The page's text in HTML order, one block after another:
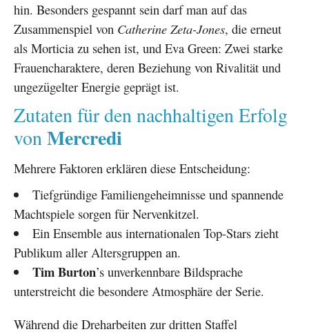
hin. Besonders gespannt sein darf man auf das
Zusammenspiel von Catherine Zeta-Jones, die erneut
als Morticia zu sehen ist, und Eva Green: Zwei starke
Frauencharaktere, deren Beziehung von Rivalität und
ungezügelter Energie geprägt ist.
Zutaten für den nachhaltigen Erfolg
vonMercredi
Mehrere Faktoren erklären diese Entscheidung:
Tiefgründige Familiengeheimnisse und spannende
Machtspiele sorgen für Nervenkitzel.
Ein Ensemble aus internationalen Top-Stars zieht
Publikum aller Altersgruppen an.
Tim Burton’s unverkennbare Bildsprache
unterstreicht die besondere Atmosphäre der Serie.
Während die Dreharbeiten zur dritten Staffel